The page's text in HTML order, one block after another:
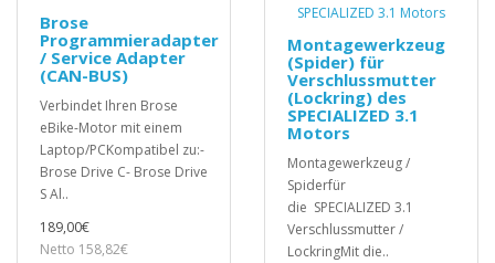
Brose
Programmieradapter
/ Service Adapter
(CAN-BUS)
Verbindet Ihren Brose
eBike-Motor mit einem
Laptop/PCKompatibel zu:-
Brose Drive C- Brose Drive
S Al..
189,00€
Netto 158,82€
Montagewerkzeug
(Spider) für
Verschlussmutter
(Lockring) des
SPECIALIZED 3.1
Motors
Montagewerkzeug /
Spiderfür
die SPECIALIZED 3.1
Verschlussmutter /
LockringMit die..